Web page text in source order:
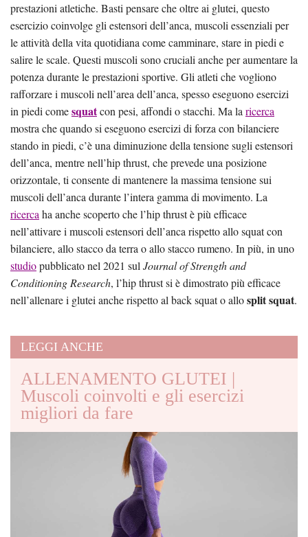
prestazioni atletiche. Basti pensare che oltre ai glutei, questo
esercizio coinvolge gli estensori dell’anca, muscoli essenziali per
le attività della vita quotidiana come camminare, stare in piedi e
salire le scale. Questi muscoli sono cruciali anche per aumentare la
potenza durante le prestazioni sportive. Gli atleti che vogliono
rafforzare i muscoli nell’area dell’anca, spesso eseguono esercizi
in piedi comesquatcon pesi, affondi o stacchi. Ma la ricerca
mostra che quando si eseguono esercizi di forza con bilanciere
stando in piedi, c’è una diminuzione della tensione sugli estensori
dell’anca, mentre nell’hip thrust, che prevede una posizione
orizzontale, ti consente di mantenere la massima tensione sui
muscoli dell’anca durante l’intera gamma di movimento. La
ricerca ha anche scoperto che l’hip thrust è più efficace
nell’attivare i muscoli estensori dell’anca rispetto allo squat con
bilanciere, allo stacco da terra o allo stacco rumeno. In più, in uno
studiopubblicato nel 2021 sul Journal of Strength and
Conditioning Research, l’hip thrust si è dimostrato più efficace
nell’allenare i glutei anche rispetto al back squat o allosplit squat.
LEGGI ANCHE
ALLENAMENTO GLUTEI |
Muscoli coinvolti e gli esercizi
migliori da fare